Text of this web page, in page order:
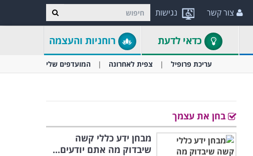
נגישות צור קשר
כדאי לדעת רוחניות והעצמה
עריכת פרופיל צפית לאחרונה המועדפים שלי
בחן את עצמך
מבחן ידע כללי קשה
שיבדוק מה אתם יודעים...